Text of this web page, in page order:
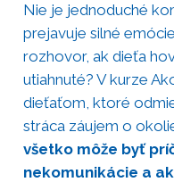
Nie je jednoduché
prejavuje silné
rozhovor, ak dieťa
utiahnuté? V kurze
dieťaťom, ktoré
stráca záujem o
všetko môže byť
nekomunikácie a